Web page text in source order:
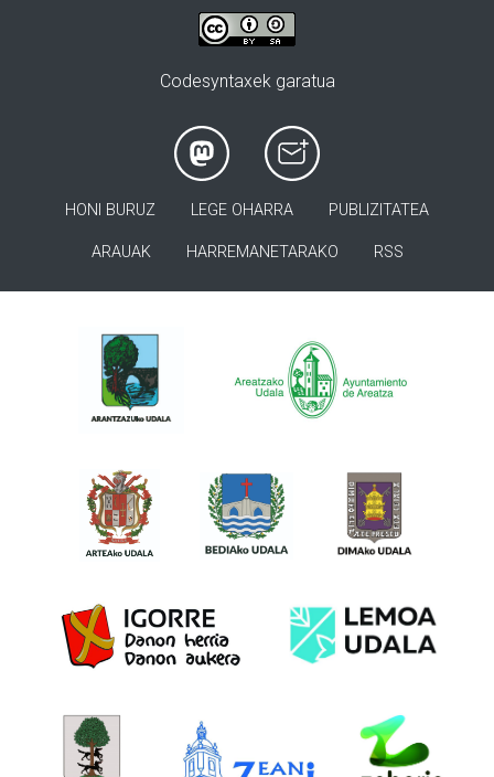
Codesyntaxek garatua
HONI BURUZ LEGE OHARRA PUBLIZITATEA
ARAUAK HARREMANETARAKO RSS